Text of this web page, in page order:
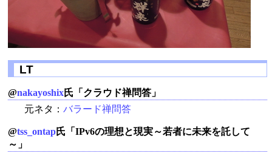
LT
@nakayoshix氏「クラウド禅問答」
元ネタ： バラード禅問答
@tss_ontap氏「IPv6の理想と現実～若者に未来を託して
～」